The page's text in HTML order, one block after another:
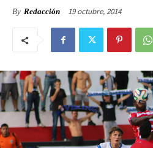
By Redacción 19 octubre, 2014